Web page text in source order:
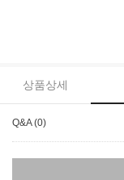
상품상세
Q&A (0)